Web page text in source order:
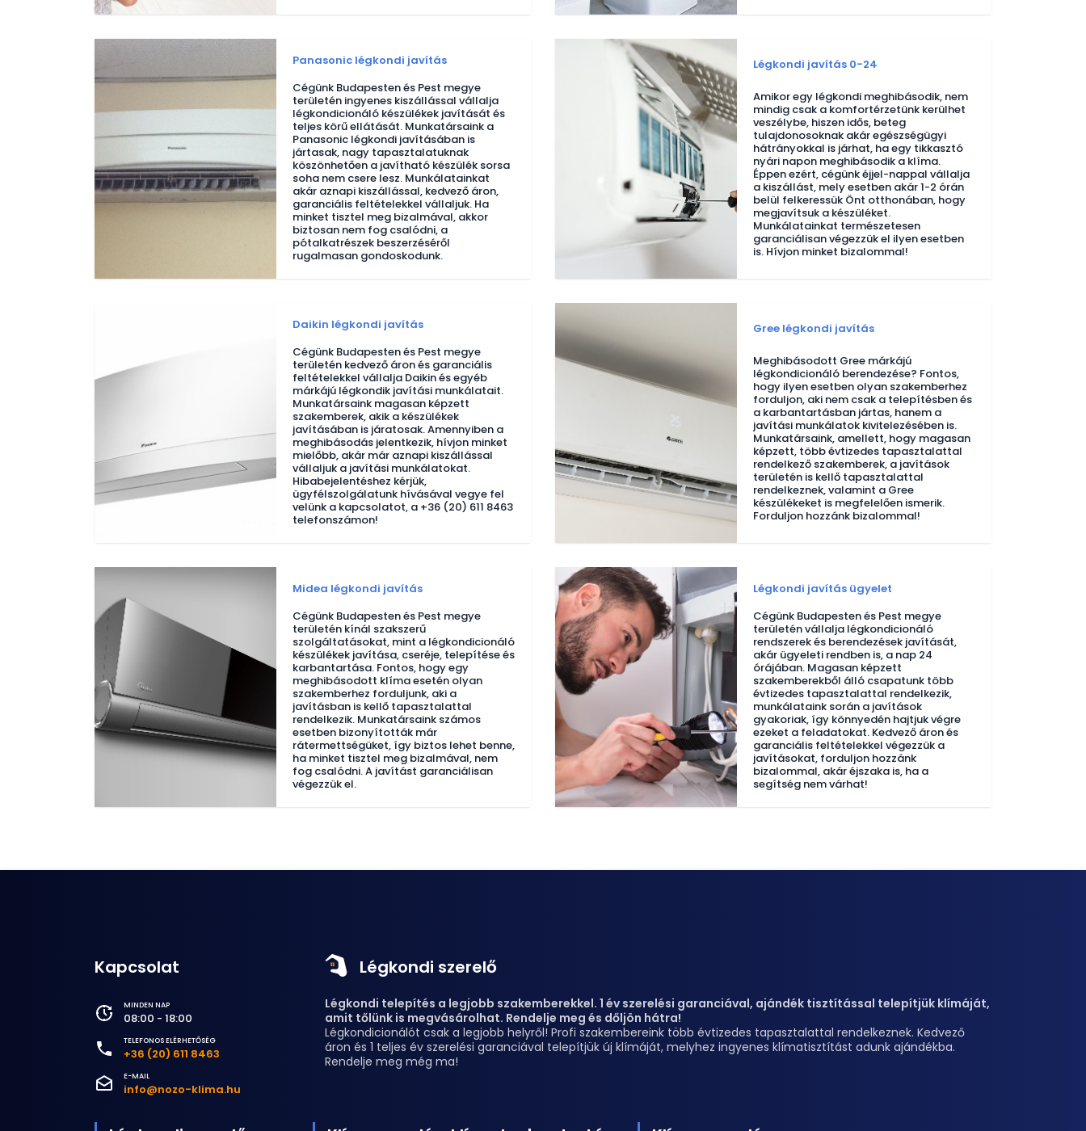
Panasonic légkondi javítás
Cégünk Budapesten és Pest megye
területén ingyenes kiszállással vállalja
légkondicionáló készülékek javítását és
teljes körű ellátását. Munkatársaink a
Panasonic légkondi javításában is
jártasak, nagy tapasztalatuknak
köszönhetően a javítható készülék sorsa
soha nem csere lesz. Munkálatainkat
akár aznapi kiszállással, kedvező áron,
garanciális feltételekkel vállaljuk. Ha
minket tisztel meg bizalmával, akkor
biztosan nem fog csalódni, a
pótalkatrészek beszerzéséről
rugalmasan gondoskodunk.
Légkondi javítás 0-24
Amikor egy légkondi meghibásodik, nem
mindig csak a komfortérzetünk kerülhet
veszélybe, hiszen idős, beteg
tulajdonosoknak akár egészségügyi
hátrányokkal is járhat, ha egy tikkasztó
nyári napon meghibásodik a klíma.
Éppen ezért, cégünk éjjel-nappal vállalja
a kiszállást, mely esetben akár 1-2 órán
belül felkeressük Önt otthonában, hogy
megjavítsuk a készüléket.
Munkálatainkat természetesen
garanciálisan végezzük el ilyen esetben
is. Hívjon minket bizalommal!
Daikin légkondi javítás
Cégünk Budapesten és Pest megye
területén kedvező áron és garanciális
feltételekkel vállalja Daikin és egyéb
márkájú légkondik javítási munkálatait.
Munkatársaink magasan képzett
szakemberek, akik a készülékek
javításában is járatosak. Amennyiben a
meghibásodás jelentkezik, hívjon minket
mielőbb, akár már aznapi kiszállással
vállaljuk a javítási munkálatokat.
Hibabejelentéshez kérjük,
ügyfélszolgálatunk hívásával vegye fel
velünk a kapcsolatot, a +36 (20) 611 8463
telefonszámon!
Gree légkondi javítás
Meghibásodott Gree márkájú
légkondicionáló berendezése? Fontos,
hogy ilyen esetben olyan szakemberhez
forduljon, aki nem csak a telepítésben és
a karbantartásban jártas, hanem a
javítási munkálatok kivitelezésében is.
Munkatársaink, amellett, hogy magasan
képzett, több évtizedes tapasztalattal
rendelkező szakemberek, a javítások
területén is kellő tapasztalattal
rendelkeznek, valamint a Gree
készülékeket is megfelelően ismerik.
Forduljon hozzánk bizalommal!
Midea légkondi javítás
Cégünk Budapesten és Pest megye
területén kínál szakszerű
szolgáltatásokat, mint a légkondicionáló
készülékek javítása, cseréje, telepítése és
karbantartása. Fontos, hogy egy
meghibásodott klíma esetén olyan
szakemberhez forduljunk, aki a
javításban is kellő tapasztalattal
rendelkezik. Munkatársaink számos
esetben bizonyították már
rátermettségüket, így biztos lehet benne,
ha minket tisztel meg bizalmával, nem
fog csalódni. A javítást garanciálisan
végezzük el.
Légkondi javítás ügyelet
Cégünk Budapesten és Pest megye
területén vállalja légkondicionáló
rendszerek és berendezések javítását,
akár ügyeleti rendben is, a nap 24
órájában. Magasan képzett
szakemberekből álló csapatunk több
évtizedes tapasztalattal rendelkezik,
munkálataink során a javítások
gyakoriak, így könnyedén hajtjuk végre
ezeket a feladatokat. Kedvező áron és
garanciális feltételekkel végezzük a
javításokat, forduljon hozzánk
bizalommal, akár éjszaka is, ha a
segítség nem várhat!
Kapcsolat
MINDEN NAP
08:00 - 18:00
TELEFONOS ELÉRHETŐSÉG
+36 (20) 611 8463
E-MAIL
info@nozo-klima.hu
Légkondi szerelő
Légkondi telepítés a legjobb szakemberekkel. 1 év szerelési garanciával, ajándék tisztítással telepítjük klímáját,
amit tőlünk is megvásárolhat. Rendelje meg és dőljön hátra!
Légkondicionálót csak a legjobb helyről! Profi szakembereink több évtizedes tapasztalattal rendelkeznek. Kedvező
áron és 1 teljes év szerelési garanciával telepítjük új klímáját, melyhez ingyenes klímatisztítást adunk ajándékba.
Rendelje meg még ma!